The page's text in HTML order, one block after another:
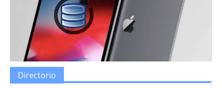
Directorio